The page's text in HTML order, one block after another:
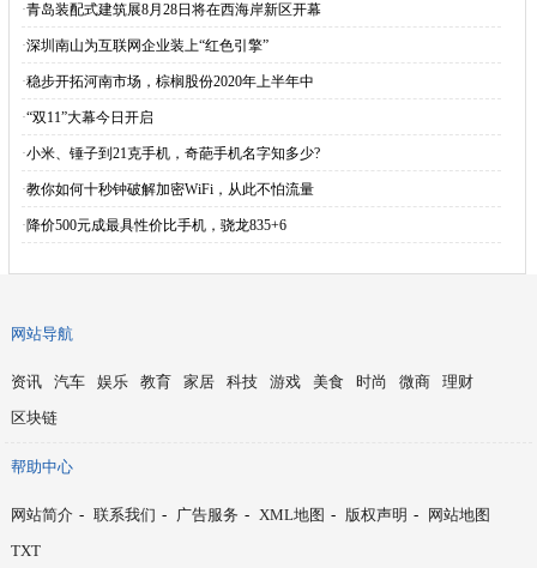
·青岛装配式建筑展8月28日将在西海岸新区开幕
·深圳南山为互联网企业装上“红色引擎”
·稳步开拓河南市场，棕榈股份2020年上半年中
·“双11”大幕今日开启
·小米、锤子到21克手机，奇葩手机名字知多少?
·教你如何十秒钟破解加密WiFi，从此不怕流量
·降价500元成最具性价比手机，骁龙835+6
网站导航
资讯 汽车 娱乐 教育 家居 科技 游戏 美食 时尚 微商
理财
区块链
帮助中心
网站简介 - 联系我们 - 广告服务 - XML地图 - 版权声明 -
网站地图
TXT